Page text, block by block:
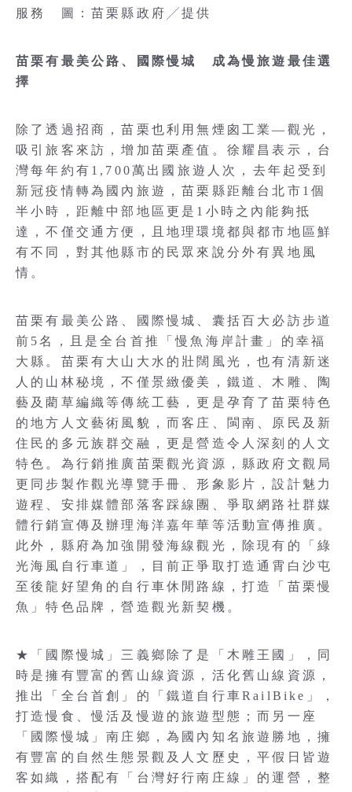
服務 圖：苗栗縣政府╱提供
苗栗有最美公路、國際慢城 成為慢旅遊最佳選
擇
除了透過招商，苗栗也利用無煙囪工業—觀光，
吸引旅客來訪，增加苗栗產值。徐耀昌表示，台
灣每年約有1,700萬出國旅遊人次，去年起受到
新冠疫情轉為國內旅遊，苗栗縣距離台北市1個
半小時，距離中部地區更是1小時之內能夠抵
達，不僅交通方便，且地理環境都與都市地區鮮
有不同，對其他縣市的民眾來說分外有異地風
情。
苗栗有最美公路、國際慢城、囊括百大必訪步道
前5名，且是全台首推「慢魚海岸計畫」的幸福
大縣。苗栗有大山大水的壯闊風光，也有清新迷
人的山林秘境，不僅景緻優美，鐵道、木雕、陶
藝及藺草編織等傳統工藝，更是孕育了苗栗特色
的地方人文藝術風貌，而客庄、閩南、原民及新
住民的多元族群交融，更是營造令人深刻的人文
特色。為行銷推廣苗栗觀光資源，縣政府文觀局
更同步製作觀光導覽手冊、形象影片，設計魅力
遊程、安排媒體部落客踩線團、爭取網路社群媒
體行銷宣傳及辦理海洋嘉年華等活動宣傳推廣。
此外，縣府為加強開發海線觀光，除現有的「綠
光海風自行車道」，目前正爭取打造通霄白沙屯
至後龍好望角的自行車休閒路線，打造「苗栗慢
魚」特色品牌，營造觀光新契機。
★「國際慢城」三義鄉除了是「木雕王國」，同
時是擁有豐富的舊山線資源，活化舊山線資源，
推出「全台首創」的「鐵道自行車RailBike」，
打造慢食、慢活及慢遊的旅遊型態；而另一座
「國際慢城」南庄鄉，為國內知名旅遊勝地，擁
有豐富的自然生態景觀及人文歷史，平假日皆遊
客如織，搭配有「台灣好行南庄線」的運營，整